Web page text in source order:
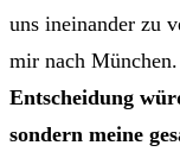
uns ineinander zu
mir nach
Entscheidung
sondern meine